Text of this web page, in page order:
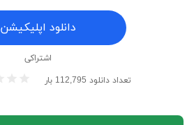
دانلود اپلیکیشن
اشتراکی
تعداد دانلود 112,795 بار